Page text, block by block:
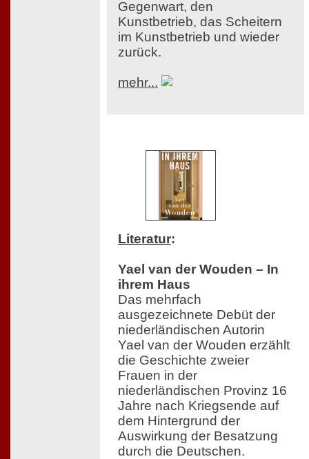
Gegenwart, den
Kunstbetrieb, das Scheitern
im Kunstbetrieb und wieder
zurück.
mehr...
Literatur:
Yael van der Wouden – In
ihrem Haus
Das mehrfach
ausgezeichnete Debüt der
niederländischen Autorin
Yael van der Wouden erzählt
die Geschichte zweier
Frauen in der
niederländischen Provinz 16
Jahre nach Kriegsende auf
dem Hintergrund der
Auswirkung der Besatzung
durch die Deutschen.